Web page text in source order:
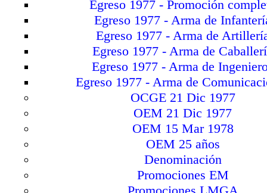
Egreso 1977 - Promoción
Egreso 1977 - Arma de
Egreso 1977 - Arma de
Egreso 1977 - Arma de
Egreso 1977 - Arma de
Egreso 1977 - Arma de
OCGE 21 Dic 1977
OEM 21 Dic 1977
OEM 15 Mar 1978
OEM 25 años
Denominación
Promociones EM